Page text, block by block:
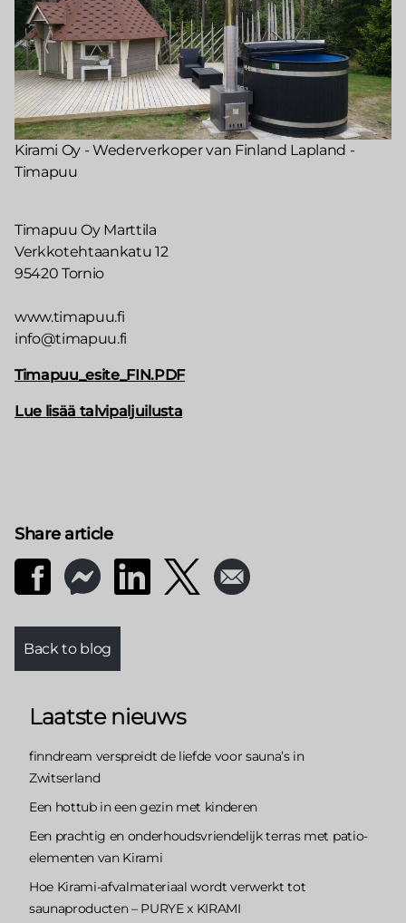
Kirami Oy - Wederverkoper van Finland Lapland -
Timapuu
Timapuu Oy Marttila
Verkkotehtaankatu 12
95420 Tornio
www.timapuu.fi
info@timapuu.fi
Timapuu_esite_FIN.PDF
Lue lisää talvipaljuilusta
Share article
Back to blog
Laatste nieuws
finndream verspreidt de liefde voor sauna’s in
Zwitserland
Een hottub in een gezin met kinderen
Een prachtig en onderhoudsvriendelijk terras met patio-
elementen van Kirami
Hoe Kirami-afvalmateriaal wordt verwerkt tot
saunaproducten – PURYE x KIRAMI